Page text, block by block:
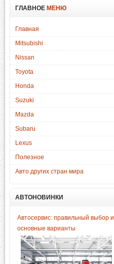
ГЛАВНОЕ МЕНЮ
Главная
Mitsubishi
Nissan
Toyota
Honda
Suzuki
Mazda
Subaru
Lexus
Полезное
Авто других стран мира
АВТОНОВИНКИ
Автосервис: правильный выбор и
основные варианты